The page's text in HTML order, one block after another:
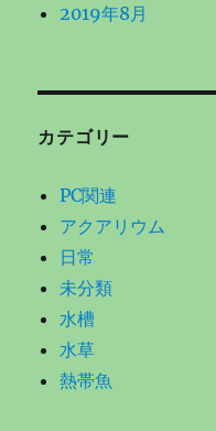
2019年8月
カテゴリー
PC関連
アクアリウム
日常
未分類
水槽
水草
熱帯魚